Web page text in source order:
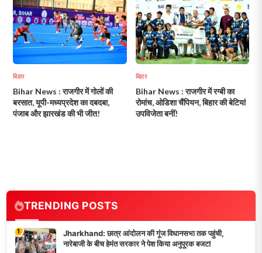
बिहार
Bihar News : राजगीर में गोलों की
बरसात, यूपी-मध्यप्रदेश का दबदबा,
पंजाब और झारखंड की भी जीत!
बिहार
Bihar News : राजगीर में रग्बी का
रोमांच, ओडिशा चैंपियन, बिहार की बेटियां
उपविजेता बनीं!
TRENDING POSTS
1
Jharkhand: छात्र आंदोलन की गूंज विधानसभा तक पहुंची,
नारेबाजी के बीच हेमंत सरकार ने पेश किया अनुपूरक बजट!